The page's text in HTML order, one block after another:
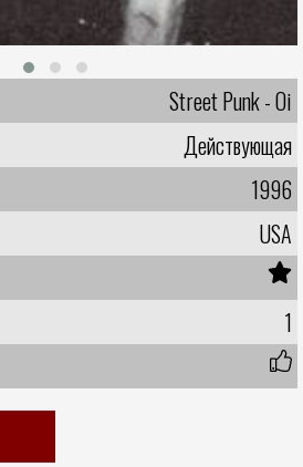
Street Punk - Oi
Действующая
1996
USA
1